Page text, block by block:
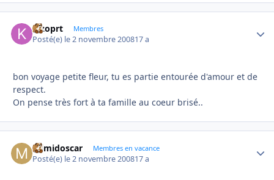
kizoprt Membres
Posté(e) le 2 novembre 200817 a
bon voyage petite fleur, tu es partie entourée d'amour et de
respect.
On pense très fort à ta famille au coeur brisé..
mimidoscar Membres en vacance
Posté(e) le 2 novembre 200817 a